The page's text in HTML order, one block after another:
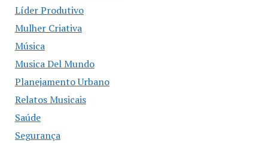
Líder Produtivo
Mulher Criativa
Música
Musica Del Mundo
Planejamento Urbano
Relatos Musicais
Saúde
Segurança